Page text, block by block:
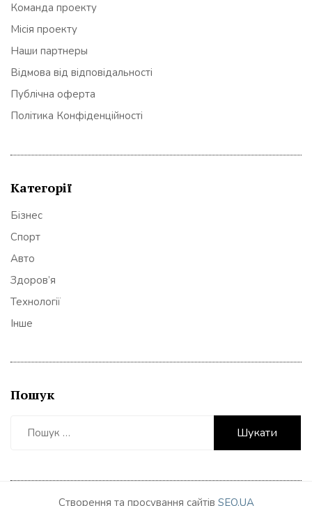
Команда проекту
Місія проекту
Наши партнеры
Відмова від відповідальності
Публічна оферта
Політика Конфіденційності
Категорії
Бізнес
Спорт
Авто
Здоров’я
Технології
Інше
Пошук
Створення та просування сайтів SEO.UA